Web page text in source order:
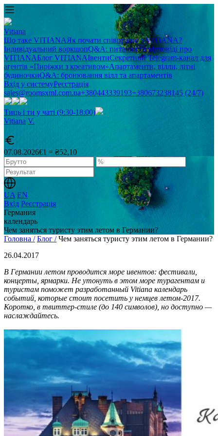
Vitiana
Що таке VITIANAЯк почати співпрацю з VITIANA?
Індивідуальний воркшопQ&A: питання та відповіді про
VITIANAБлог VITIANAІвентиСекретний Telegram-канал для
агентів «Пиріжки з креативом»Апартаменти, вілли, літні
будиночкиQ&A: бронювання вілл та апартаментів
Вхід у системуРеєстрація
sales@roomsxml.com.ua+380443339193+380673238145 (24/7)
Тиць і ти у чаті (9:30-18:00)
Vitiana V.
07.08.2026€1 = ₴52,10
UA EN
Вхід Реєстрація
Германия
календарь
Чем заняться туристу этим летом в Германии?
Головна / Блог / Чем заняться туристу этим летом в Германии?
26.04.2017
В Германии летом проводится море ивентов: фестивали,
концерты, ярмарки. Не утонуть в этом море турагентам и
туристам поможет разработанный Vitiana календарь
событий, которые стоит посетить у немцев летом-2017.
Коротко, в твиттер-стиле (до 140 символов), но доступно —
наслаждайтесь.